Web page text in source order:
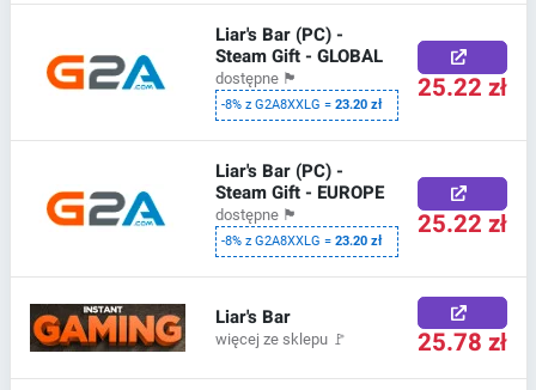
Liar's Bar (PC) -
Steam Gift - GLOBAL
dostępne 🏴
-8% z G2A8XXLG =23.20 zł 25.22 zł
Liar's Bar (PC) -
Steam Gift - EUROPE
dostępne 🏴
-8% z G2A8XXLG =23.20 zł 25.22 zł
Liar's Bar
więcej ze sklepu 🚩 25.78 zł